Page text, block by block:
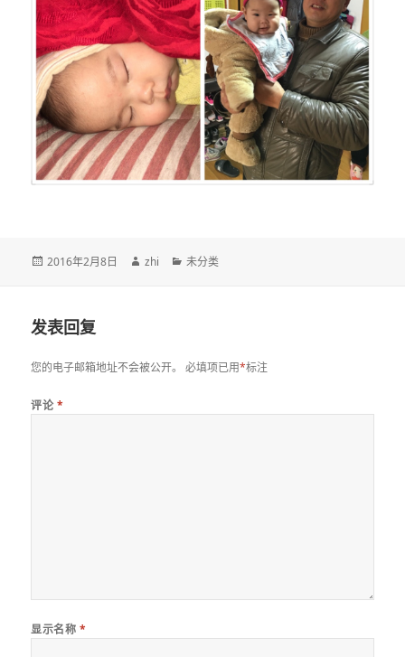
发
2016年2月8日
作
zhi
分
未分类
发表回复
您的电子邮箱地址不会被公开。 必填项已用*标注
评论 *
显示名称 *